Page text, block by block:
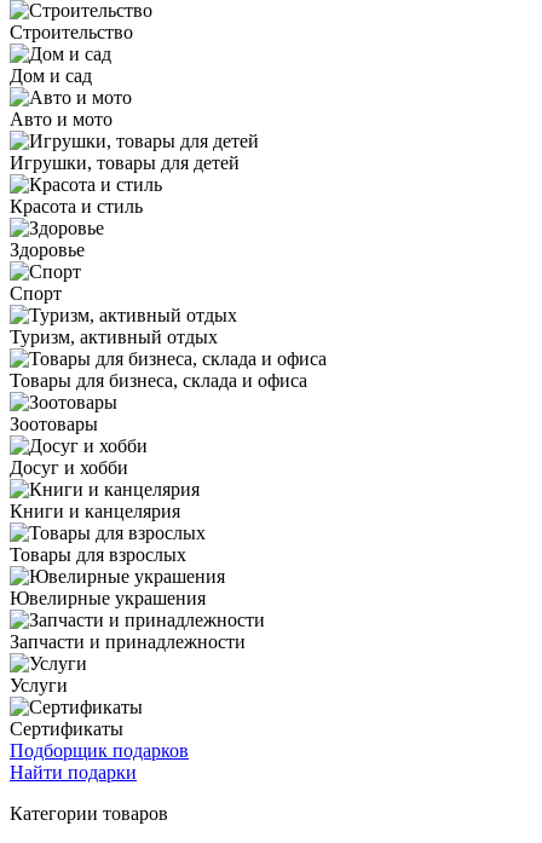
Строительство
Дом и сад
Авто и мото
Игрушки, товары для детей
Красота и стиль
Здоровье
Спорт
Туризм, активный отдых
Товары для бизнеса, склада и офиса
Зоотовары
Досуг и хобби
Книги и канцелярия
Товары для взрослых
Ювелирные украшения
Запчасти и принадлежности
Услуги
Сертификаты
Подборщик подарков
Найти подарки
Категории товаров